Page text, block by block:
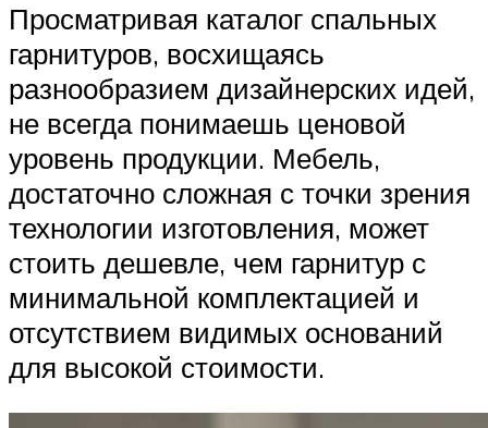
Просматривая каталог спальных
гарнитуров, восхищаясь
разнообразием дизайнерских идей,
не всегда понимаешь ценовой
уровень продукции. Мебель,
достаточно сложная с точки зрения
технологии изготовления, может
стоить дешевле, чем гарнитур с
минимальной комплектацией и
отсутствием видимых оснований
для высокой стоимости.